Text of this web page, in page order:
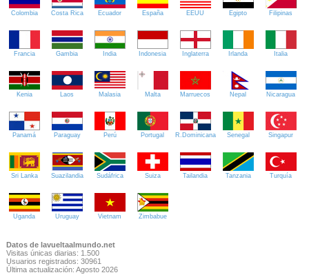
Colombia Costa Rica Ecuador España EEUU Egipto Filipinas
Francia Gambia India Indonesia Inglaterra Irlanda Italia
Kenia Laos Malasia Malta Marruecos Nepal Nicaragua
Panamá Paraguay Perú Portugal R.Dominicana Senegal Singapur
Sri Lanka Suazilandia Sudáfrica Suiza Tailandia Tanzania Turquía
Uganda Uruguay Vietnam Zimbabue
Datos de lavueltaalmundo.net
Visitas únicas diarias: 1.500
Usuarios registrados: 30961
Última actualización: Agosto 2026